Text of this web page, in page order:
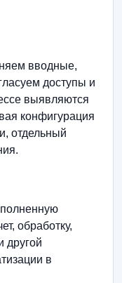
вводные,
доступы и
выявляются
конфигурация
отдельный
обработку,
другой
в